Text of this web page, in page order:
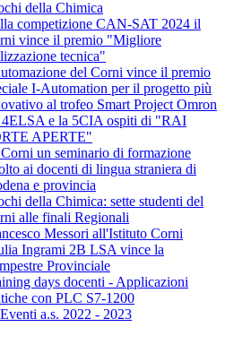
della Chimica
competizione CAN-SAT 2024 il
vince il premio "Migliore
tecnica"
del Corni vince il premio
I-Automation per il progetto più
al trofeo Smart Project Omron
e la 5CIA ospiti di "RAI
APERTE"
un seminario di formazione
ai docenti di lingua straniera di
e provincia
della Chimica: sette studenti del
alle finali Regionali
Messori all'Istituto Corni
Ingrami 2B LSA vince la
Provinciale
days docenti - Applicazioni
con PLC S7-1200
a.s. 2022 - 2023